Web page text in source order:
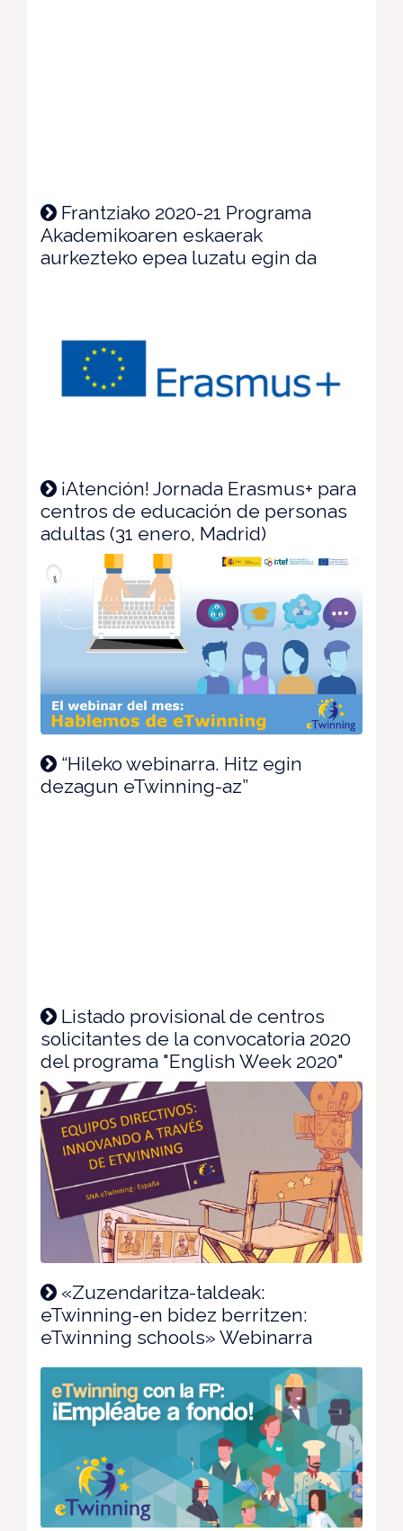
Frantziako 2020-21 Programa
Akademikoaren eskaerak
aurkezteko epea luzatu egin da
¡Atención! Jornada Erasmus+ para
centros de educación de personas
adultas (31 enero, Madrid)
“Hileko webinarra. Hitz egin
dezagun eTwinning-az”
Listado provisional de centros
solicitantes de la convocatoria 2020
del programa "English Week 2020"
«Zuzendaritza-taldeak:
eTwinning-en bidez berritzen:
eTwinning schools» Webinarra